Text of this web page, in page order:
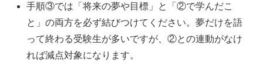
手順③では「将来の夢や目標」と「②で学んだこ
と」の両方を必ず結びつけてください。夢だけを語
って終わる受験生が多いですが、②との連動がなけ
れば減点対象になります。